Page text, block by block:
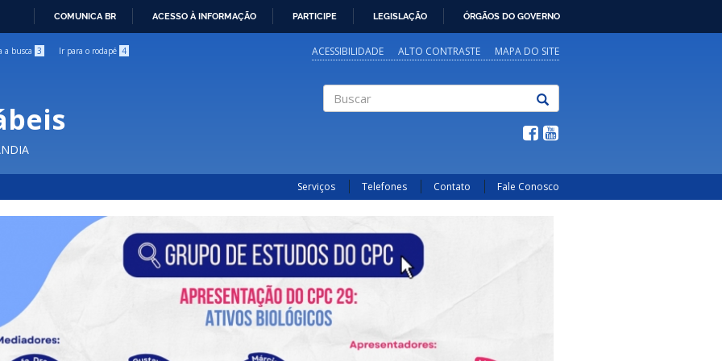
COMUNICA BR ACESSO À INFORMAÇÃO PARTICIPE LEGISLAÇÃO ÓRGÃOS DO GOVERNO
a busca 3 Ir para o rodapé 4 ACESSIBILIDADE ALTO CONTRASTE MAPA DO SITE
Serviços Telefones Contato Fale Conosco
Previous